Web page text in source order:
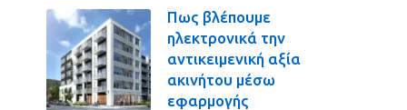
Πως βλέπουμε
ηλεκτρονικά την
αντικειμενική αξία
ακινήτου μέσω
εφαρμογής